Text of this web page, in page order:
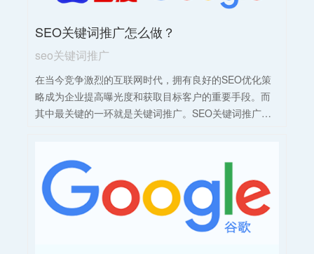
SEO关键词推广怎么做？
seo关键词推广
在当今竞争激烈的互联网时代，拥有良好的SEO优化策
略成为企业提高曝光度和获取目标客户的重要手段。而
其中最关键的一环就是关键词推广。SEO关键词推广主
容优化：在网站内容中自然融入关键词，确保内容质量
高、可读性强，以吸引用户并提升搜索引擎排名。3，外
链建设：积极寻求高质量的外链，提高网站权重和排
名。4，数据分析：定期分析网站数据，了解关键词排
名、流量等情况，根据分析结果调整优化策略。